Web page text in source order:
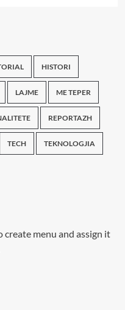
HISTORI
LAJME ME TEPER
REPORTAZH
TECH TEKNOLOGJIA
create menu and assign it